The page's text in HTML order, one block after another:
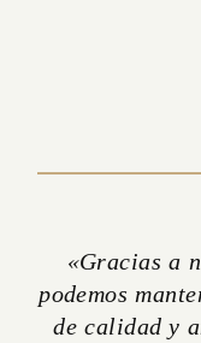
«Gracias a
podemos
de calidad y